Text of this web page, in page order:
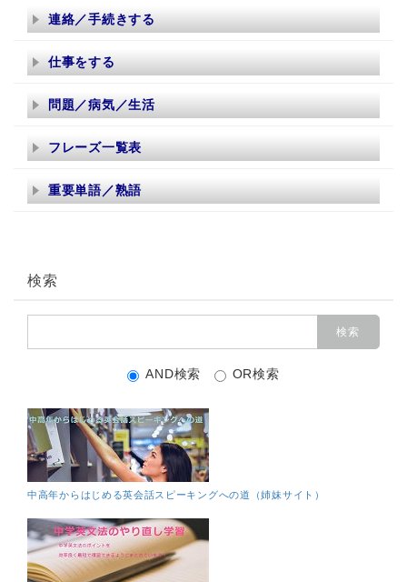
連絡／手続きする
仕事をする
問題／病気／生活
フレーズ一覧表
重要単語／熟語
検索
AND検索 OR検索
中高年からはじめる英会話スピーキングへの道（姉妹サイト）